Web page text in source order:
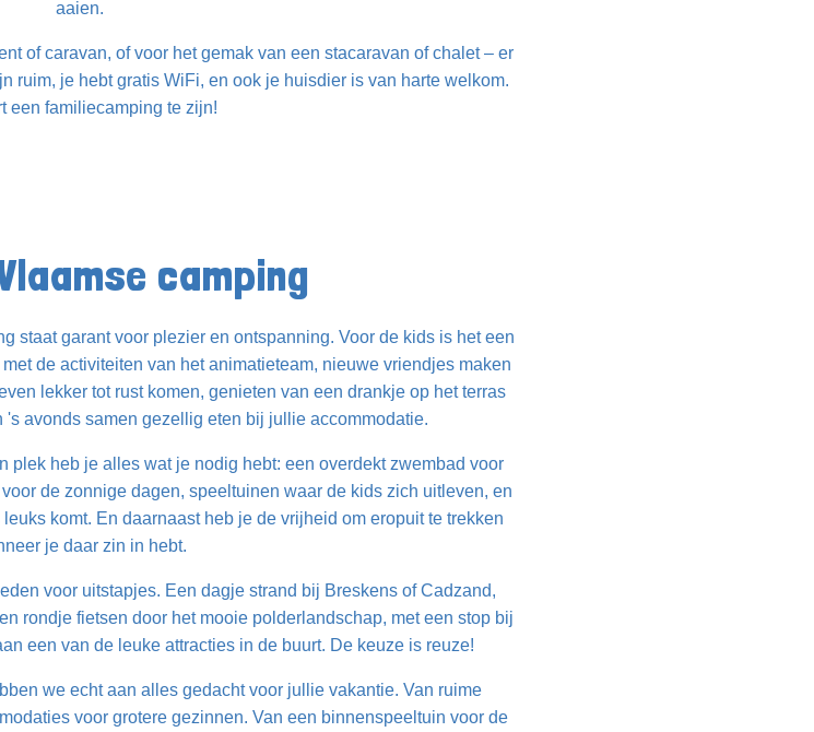
aaien.
of caravan, of voor het gemak van een stacaravan of chalet – er
ruim, je hebt gratis WiFi, en ook je huisdier is van harte welkom.
een familiecamping te zijn!
camping
staat garant voor plezier en ontspanning. Voor de kids is het een
de activiteiten van het animatieteam, nieuwe vriendjes maken
lekker tot rust komen, genieten van een drankje op het terras
avonds samen gezellig eten bij jullie accommodatie.
plek heb je alles wat je nodig hebt: een overdekt zwembad voor
de zonnige dagen, speeltuinen waar de kids zich uitleven, en
komt. En daarnaast heb je de vrijheid om eropuit te trekken
je daar zin in hebt.
voor uitstapjes. Een dagje strand bij Breskens of Cadzand,
rondje fietsen door het mooie polderlandschap, met een stop bij
een van de leuke attracties in de buurt. De keuze is reuze!
we echt aan alles gedacht voor jullie vakantie. Van ruime
voor grotere gezinnen. Van een binnenspeeltuin voor de